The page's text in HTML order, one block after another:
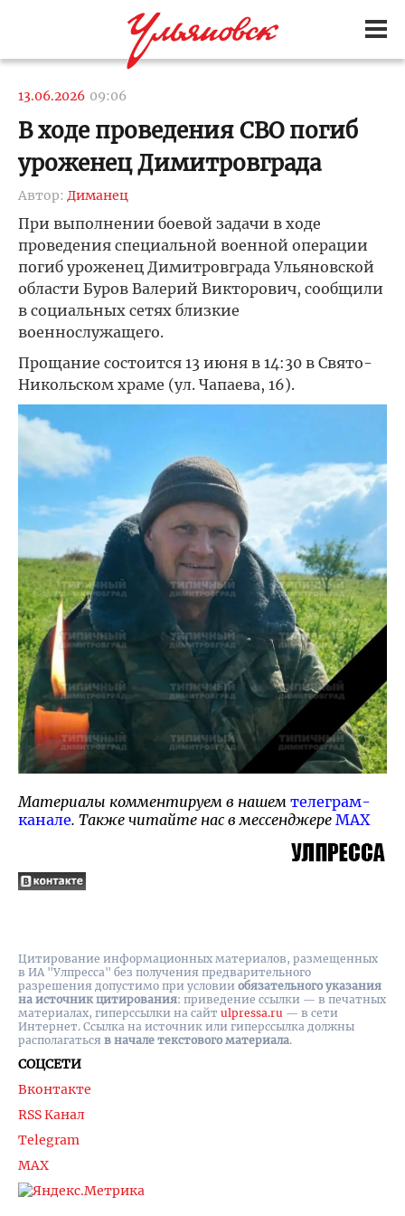
13.06.2026 09:06
В ходе проведения СВО погиб
уроженец Димитровграда
Автор: Диманец
При выполнении боевой задачи в ходе
проведения специальной военной операции
погиб уроженец Димитровграда Ульяновской
области Буров Валерий Викторович, сообщили
в социальных сетях близкие
военнослужащего.
Прощание состоится 13 июня в 14:30 в Свято-
Никольском храме (ул. Чапаева, 16).
Материалы комментируем в нашем телеграм-
канале. Также читайте нас в мессенджере MAX
СОЦСЕТИ
Вконтакте
RSS Канал
Telegram
MAX
Цитирование информационных материалов, размещенных
в ИА "Улпресса" без получения предварительного
разрешения допустимо при условии обязательного указания
на источник цитирования: приведение ссылки — в печатных
материалах, гиперссылки на cайт ulpressa.ru — в сети
Интернет. Ссылка на источник или гиперссылка должны
располагаться в начале текстового материала.